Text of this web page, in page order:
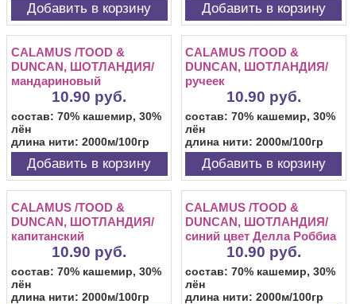
Добавить в корзину Добавить в корзину
CALAMUS /TOOD &
DUNCAN, ШОТЛАНДИЯ/
мандариновый
10.90 руб.
состав: 70% кашемир, 30%
лён
длина нити: 2000м/100гр
Добавить в корзину
CALAMUS /TOOD &
DUNCAN, ШОТЛАНДИЯ/
ручеек
10.90 руб.
состав: 70% кашемир, 30%
лён
длина нити: 2000м/100гр
Добавить в корзину
CALAMUS /TOOD &
DUNCAN, ШОТЛАНДИЯ/
капитанский
10.90 руб.
состав: 70% кашемир, 30%
лён
длина нити: 2000м/100гр
CALAMUS /TOOD &
DUNCAN, ШОТЛАНДИЯ/
синий цвет Делла Роббиа
10.90 руб.
состав: 70% кашемир, 30%
лён
длина нити: 2000м/100гр